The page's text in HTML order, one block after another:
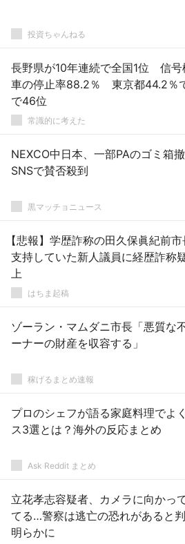
投資ちゃんねる
長野県が10年連続で全国1位 信号
車の停止率88.2％ 東京都44.2
で46位
常識的に考えた
NEXCO中日本、一部PAのゴミ
SNSで賛否殺到
黒マッチョニュース
【悲報】学歴詐称の田久保眞紀前
支持していた新人議員に経歴詐称
上
はちま起稿
ゾーラン・マムダニ市長「悪質な
ーナーの財産を収容する」
稼げるまとめ速報
プロのシェフが語る家庭料理でよ
ス3選とは？海外の反応まとめ
Ask Reddit まとめ
立花孝志容疑者、カメラに向かっ
てる…警察は逃亡の恐れがあると
明らかに